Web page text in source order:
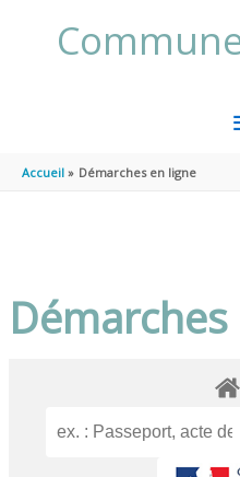
Accueil Démarches en ligne